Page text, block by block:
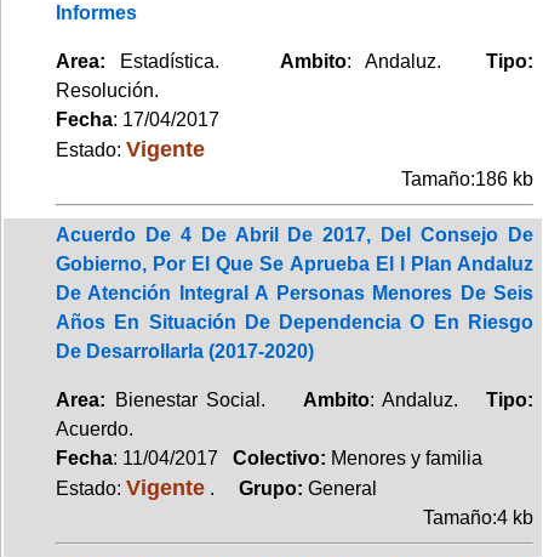
Informes
Area: Estadística. Ambito: Andaluz.Tipo:
Resolución.
Fecha: 17/04/2017
Estado: Vigente
Tamaño:186 kb
Acuerdo De 4 De Abril De 2017, Del Consejo De
Gobierno, Por El Que Se Aprueba El I Plan Andaluz
De Atención Integral A Personas Menores De Seis
Años En Situación De Dependencia O En Riesgo
De Desarrollarla (2017-2020)
Area: Bienestar Social. Ambito: Andaluz.Tipo:
Acuerdo.
Fecha: 11/04/2017 Colectivo: Menores y familia
Estado: Vigente . Grupo: General
Tamaño:4 kb